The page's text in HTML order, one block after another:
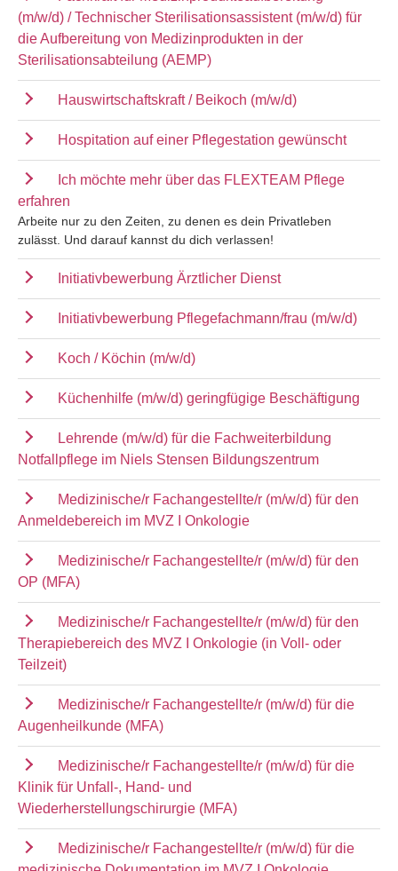
(m/w/d) / Technischer Sterilisationsassistent (m/w/d) für
die Aufbereitung von Medizinprodukten in der
Sterilisationsabteilung (AEMP)
Hauswirtschaftskraft / Beikoch (m/w/d)
Hospitation auf einer Pflegestation gewünscht
Ich möchte mehr über das FLEXTEAM Pflege
erfahren
Arbeite nur zu den Zeiten, zu denen es dein Privatleben
zulässt. Und darauf kannst du dich verlassen!
Initiativbewerbung Ärztlicher Dienst
Initiativbewerbung Pflegefachmann/frau (m/w/d)
Koch / Köchin (m/w/d)
Küchenhilfe (m/w/d) geringfügige Beschäftigung
Lehrende (m/w/d) für die Fachweiterbildung
Notfallpflege im Niels Stensen Bildungszentrum
Medizinische/r Fachangestellte/r (m/w/d) für den
Anmeldebereich im MVZ I Onkologie
Medizinische/r Fachangestellte/r (m/w/d) für den
OP (MFA)
Medizinische/r Fachangestellte/r (m/w/d) für den
Therapiebereich des MVZ I Onkologie (in Voll- oder
Teilzeit)
Medizinische/r Fachangestellte/r (m/w/d) für die
Augenheilkunde (MFA)
Medizinische/r Fachangestellte/r (m/w/d) für die
Klinik für Unfall-, Hand- und
Wiederherstellungschirurgie (MFA)
Medizinische/r Fachangestellte/r (m/w/d) für die